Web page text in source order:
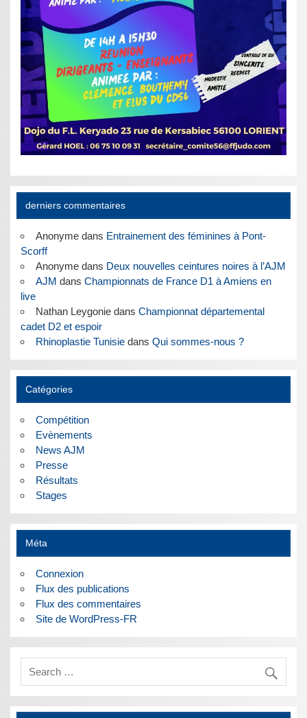
derniers commentaires
Anonymedans Entrainement des féminines à Pont-
Scorff
Anonymedans Deux nouvelles ceintures noires à l’AJM
AJM dans Championnats de France D1 à Amiens en
live
Nathan Leygoniedans Championnat départemental
cadet D2 et espoir
Rhinoplastie Tunisiedans Qui sommes-nous ?
Catégories
Compétition
Evènements
News AJM
Presse
Résultats
Stages
Méta
Connexion
Flux des publications
Flux des commentaires
Site de WordPress-FR